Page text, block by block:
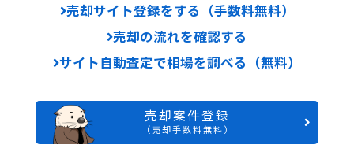
売却サイト登録をする（手数料無料）
売却の流れを確認する
サイト自動査定で相場を調べる（無料）
売却案件登録
（売却手数料無料）